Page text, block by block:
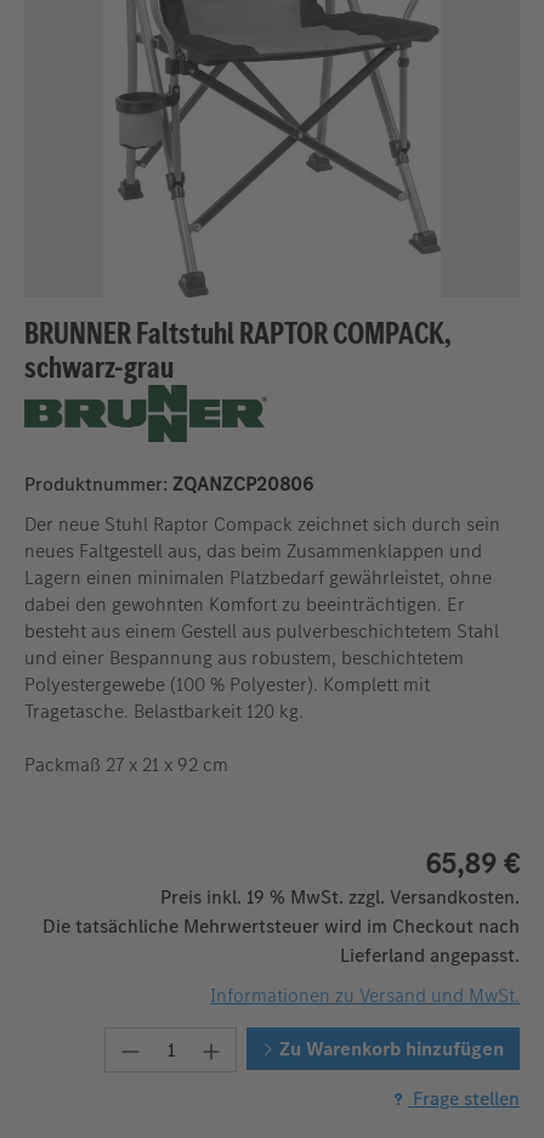
BRUNNER Faltstuhl RAPTOR COMPACK,
schwarz-grau
Produktnummer: ZQANZCP20806
Der neue Stuhl Raptor Compack zeichnet sich durch sein
neues Faltgestell aus, das beim Zusammenklappen und
Lagern einen minimalen Platzbedarf gewährleistet, ohne
dabei den gewohnten Komfort zu beeinträchtigen. Er
besteht aus einem Gestell aus pulverbeschichtetem Stahl
und einer Bespannung aus robustem, beschichtetem
Polyestergewebe (100 % Polyester). Komplett mit
Tragetasche. Belastbarkeit 120 kg.
Packmaß 27 x 21 x 92 cm
65,89 €
Preis inkl. 19 % MwSt. zzgl. Versandkosten.
Die tatsächliche Mehrwertsteuer wird im Checkout nach
Lieferland angepasst.
Informationen zu Versand und MwSt.
Produkt Anzahl: Gib den
Zu Warenkorb hinzufügen
Frage stellen